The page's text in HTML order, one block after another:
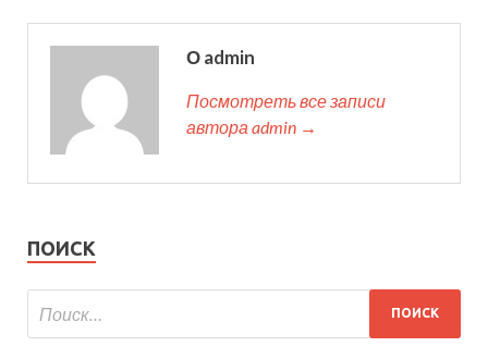
О admin
Посмотреть все записи
автора admin →
ПОИСК